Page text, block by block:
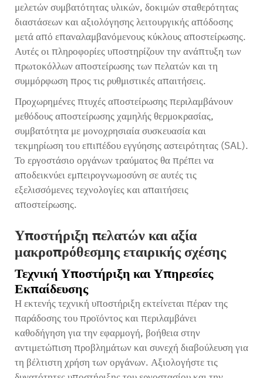
μελετών συμβατότητας υλικών, δοκιμών σταθερότητας
διαστάσεων και αξιολόγησης λειτουργικής απόδοσης
μετά από επαναλαμβανόμενους κύκλους αποστείρωσης.
Αυτές οι πληροφορίες υποστηρίζουν την ανάπτυξη των
πρωτοκόλλων αποστείρωσης των πελατών και τη
συμμόρφωση προς τις ρυθμιστικές απαιτήσεις.
Προχωρημένες πτυχές αποστείρωσης περιλαμβάνουν
μεθόδους αποστείρωσης χαμηλής θερμοκρασίας,
συμβατότητα με μονοχρησιαία συσκευασία και
τεκμηρίωση του επιπέδου εγγύησης αστειρότητας (SAL).
Το εργοστάσιο οργάνων τραύματος θα πρέπει να
αποδεικνύει εμπειρογνωμοσύνη σε αυτές τις
εξελισσόμενες τεχνολογίες και απαιτήσεις
αποστείρωσης.
Υποστήριξη πελατών και αξία
μακροπρόθεσμης εταιρικής σχέσης
Τεχνική Υποστήριξη και Υπηρεσίες
Εκπαίδευσης
Η εκτενής τεχνική υποστήριξη εκτείνεται πέραν της
παράδοσης του προϊόντος και περιλαμβάνει
καθοδήγηση για την εφαρμογή, βοήθεια στην
αντιμετώπιση προβλημάτων και συνεχή διαβούλευση για
τη βέλτιστη χρήση των οργάνων. Αξιολογήστε τις